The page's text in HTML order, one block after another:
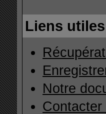
Liens utiles
Notre